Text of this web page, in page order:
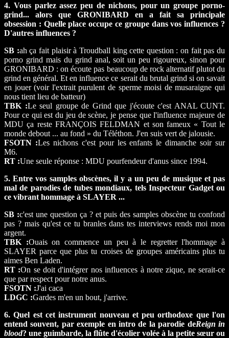
4. Vous parlez assez peu de nichons, pour un groupe porno-
grind... alors que GRONIBARD en a fait sa principale
obsession : Quelle place occupe ce groupe dans vos influences ?
D'autres influences ?
SB :ah ça fait plaisir à Troudball king cette question : on fait pas du
porno grind mais du grind anal, soit un peu rigoureux, sinon pour
GRONIBARD : on écoute pas beaucoup de rock alternatif plutot du
grind en général. Et en influence ce serait du brutal grind si on savait
en jouer (voir l'extrait purulent de sperme moisi de musaraigne qui
nous tient lieu de batteur)
TBK :Le seul groupe de Grind que j'écoute c'est ANAL CUNT.
Pour ce qui est du jeu de scène, je pense que l'influence majeure de
MDU ça reste FRANÇOIS FELDMAN et son fameux « Tout le
monde debout ... au fond » du Téléthon. J'en suis vert de jalousie.
FSOTN :Les nichons c'est pour les enfants le dimanche soir sur
M6.
RT :Une seule réponse : MDU pourfendeur d'anus since 1994.
5. Entre vos samples obscènes, il y a un peu de musique et pas
mal de parodies de tubes mondiaux, tels Inspecteur Gadget ou
ce vibrant hommage à SLAYER ...
SB :c'est une question ça ? et puis des samples obscène tu confond
pas ? mais qu'est ce tu branles dans tes interviews rends moi mon
argent.
TBK :Ouais on commence un peu à le regretter l'hommage à
SLAYER parce que plus tu croises de groupes américains plus tu
aimes Ben Laden.
RT :On se doit d'intégrer nos influences à notre zique, ne serait-ce
que par respect pour notre anus.
FSOTN :J'ai caca
LDGC :Gardes m'en un bout, j'arrive.
6. Quel est cet instrument nouveau et peu orthodoxe que l'on
entend souvent, par exemple en intro de la parodie deReign in
blood? une guimbarde, la flûte d'écolier volée à la petite sœur ou